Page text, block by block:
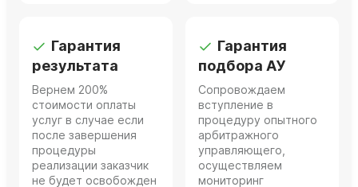
Гарантия
результата
Вернем 200%
стоимости оплаты
услуг в случае если
после завершения
процедуры
реализации заказчик
не будет освобожден
Гарантия
подбора АУ
Сопровождаем
вступление в
процедуру опытного
арбитражного
управляющего,
осуществляем
мониторинг